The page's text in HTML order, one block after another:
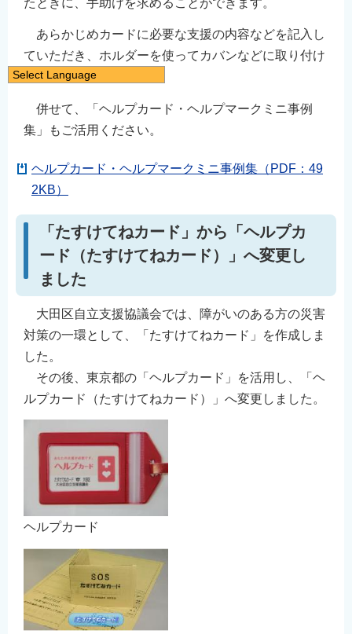
あらかじめカードに必要な支援の内容などを記入し
ていただき、ホルダーを使ってカバンなどに取り付け
て携帯してください。
併せて、「ヘルプカード・ヘルプマークミニ事例
集」もご活用ください。
ヘルプカード・ヘルプマークミニ事例集（PDF：49
2KB）
「たすけてねカード」から「ヘルプカ
ード（たすけてねカード）」へ変更し
ました
大田区自立支援協議会では、障がいのある方の災害
対策の一環として、「たすけてねカード」を作成しま
した。
その後、東京都の「ヘルプカード」を活用し、「ヘ
ルプカード（たすけてねカード）」へ変更しました。
ヘルプカード
Select Language
English
繁體中文
한국어
नेपाली